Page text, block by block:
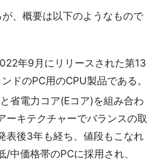
、概要は以下のようなもので
年9月にリリースされた第13
ドのPC用のCPU製品である。
省電力コア(Eコア)を組み合わ
ーキテクチャーでバランスの取
表後3年も経ち、値段もこなれ
/中価格帯のPCに採用され、